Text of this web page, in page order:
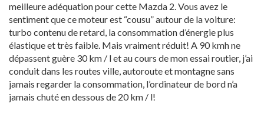
meilleure adéquation pour cette Mazda 2. Vous avez le
sentiment que ce moteur est “cousu” autour de la voiture:
turbo contenu de retard, la consommation d’énergie plus
élastique et très faible. Mais vraiment réduit! A 90 kmh ne
dépassent guère 30 km / l et au cours de mon essai routier, j’ai
conduit dans les routes ville, autoroute et montagne sans
jamais regarder la consommation, l’ordinateur de bord n’a
jamais chuté en dessous de 20 km / l!